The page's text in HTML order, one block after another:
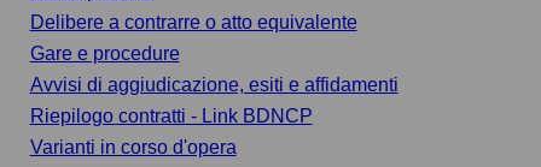
Delibere a contrarre o atto equivalente
Gare e procedure
Avvisi di aggiudicazione, esiti e affidamenti
Riepilogo contratti - Link BDNCP
Varianti in corso d'opera